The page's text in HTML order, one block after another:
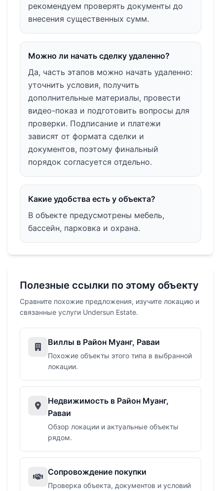
рекомендуем проверять документы до
внесения существенных сумм.
Можно ли начать сделку удаленно?
Да, часть этапов можно начать удаленно:
уточнить условия, получить
дополнительные материалы, провести
видео-показ и подготовить вопросы для
проверки. Подписание и платежи
зависят от формата сделки и
документов, поэтому финальный
порядок согласуется отдельно.
Какие удобства есть у объекта?
В объекте предусмотрены мебель,
бассейн, парковка и охрана.
Полезные ссылки по этому объекту
Сравните похожие предложения, изучите локацию и
связанные услуги Undersun Estate.
Виллы в Район Муанг, Раваи
Похожие объекты этого типа в выбранной
локации.
Недвижимость в Район Муанг,
Раваи
Обзор локации и актуальные объекты
рядом.
Сопровождение покупки
Проверка объекта, документов и условий